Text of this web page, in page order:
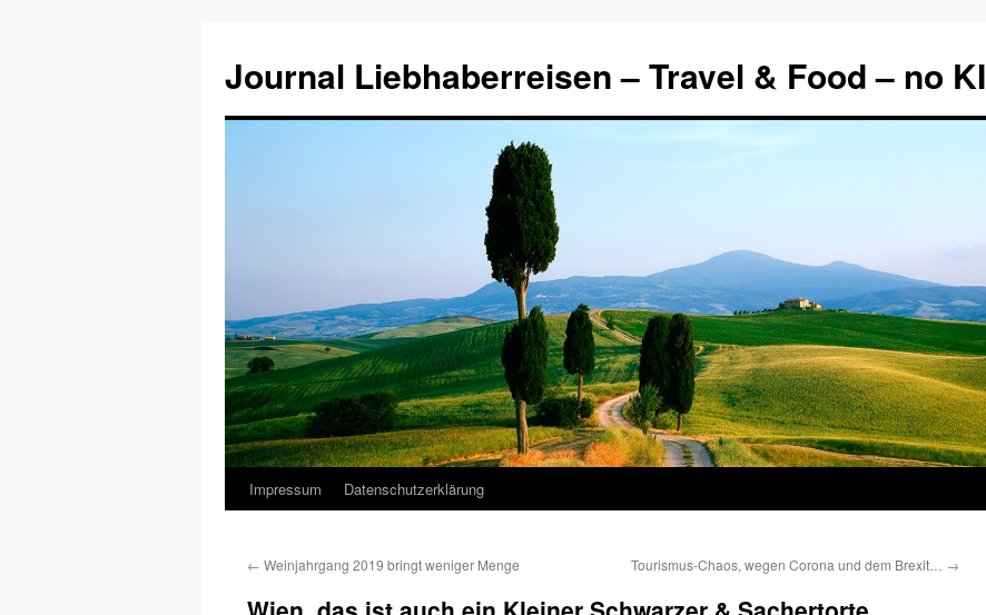
Journal Liebhaberreisen – Travel & Food – no KI
Zum
springen
Impressum Datenschutzerklärung
← Weinjahrgang 2019 bringt weniger Menge Tourismus-Chaos, wegen Corona und dem Brexit… →